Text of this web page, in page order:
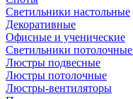
Светильники настольные
Декоративные
Офисные и ученические
Светильники
Люстры подвесные
Люстры потолочные
Люстры-вентиляторы